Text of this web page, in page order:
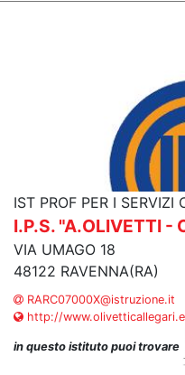
IST PROF PER I SERVIZI
I.P.S. "A.OLIVETTI -
VIA UMAGO 18
48122 RAVENNA(RA)
RARC07000X@istruzione.it
http://
in questo istituto puoi trovare